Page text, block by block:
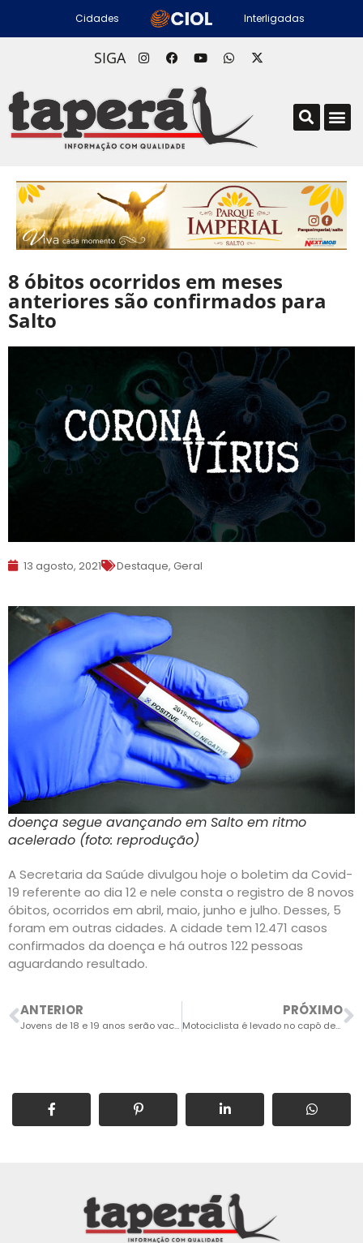
Cidades Interligadas
SIGA
8 óbitos ocorridos em meses
anteriores são confirmados para
Salto
13 agosto, 2021 Destaque, Geral
doença segue avançando em Salto em ritmo
acelerado (foto: reprodução)
A Secretaria da Saúde divulgou hoje o boletim da Covid-
19 referente ao dia 12 e nele consta o registro de 8 novos
óbitos, ocorridos em abril, maio, junho e julho. Desses, 5
foram em outras cidades. A cidade tem 12.471 casos
confirmados da doença e há outros 122 pessoas
aguardando resultado.
ANTERIOR
Jovens de 18 e 19 anos serão vacinados neste sábado
PRÓXIMO
Motociclista é levado no capô de carro quando tentava fazer motorista parar em local de acidente